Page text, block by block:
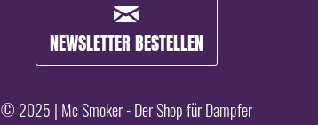
NEWSLETTER BESTELLEN
© 2025 | Mc Smoker - Der Shop für Dampfer